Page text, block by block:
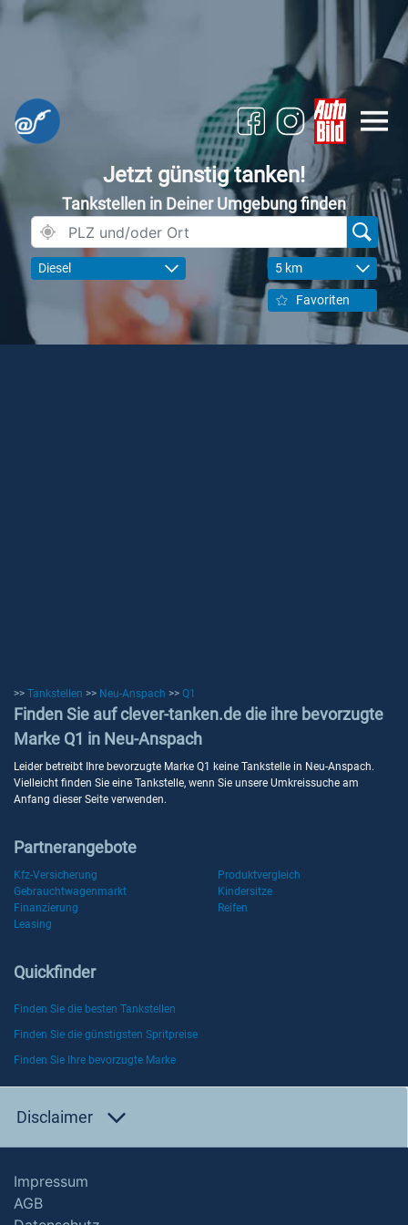
Jetzt günstig tanken!
Tankstellen in Deiner Umgebung finden
Diesel 5 km
Favoriten
>> Tankstellen >> Neu-Anspach >> Q1
Finden Sie auf clever-tanken.de die ihre bevorzugte
Marke Q1 in Neu-Anspach
Leider betreibt Ihre bevorzugte Marke Q1 keine Tankstelle in Neu-Anspach.
Vielleicht finden Sie eine Tankstelle, wenn Sie unsere Umkreissuche am
Anfang dieser Seite verwenden.
Partnerangebote
Kfz-Versicherung
Produktvergleich
Gebrauchtwagenmarkt
Kindersitze
Finanzierung
Reifen
Leasing
Quickfinder
Finden Sie die besten Tankstellen
Finden Sie die günstigsten Spritpreise
Finden Sie Ihre bevorzugte Marke
Disclaimer
Impressum
AGB